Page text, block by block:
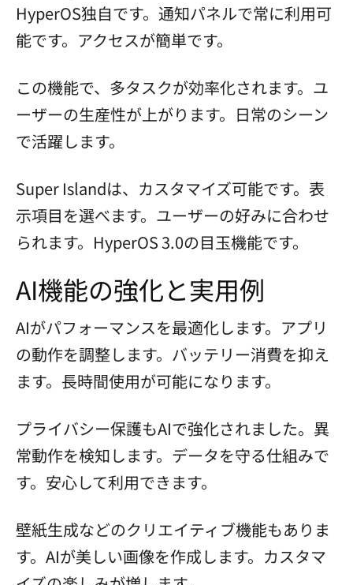
HyperOS独自です。通知パネルで常に利用可
能です。アクセスが簡単です。
この機能で、多タスクが効率化されます。ユ
ーザーの生産性が上がります。日常のシーン
で活躍します。
Super Islandは、カスタマイズ可能です。表
示項目を選べます。ユーザーの好みに合わせ
られます。HyperOS 3.0の目玉機能です。
AI機能の強化と実用例
AIがパフォーマンスを最適化します。アプリ
の動作を調整します。バッテリー消費を抑え
ます。長時間使用が可能になります。
プライバシー保護もAIで強化されました。異
常動作を検知します。データを守る仕組みで
す。安心して利用できます。
壁紙生成などのクリエイティブ機能もありま
す。AIが美しい画像を作成します。カスタマ